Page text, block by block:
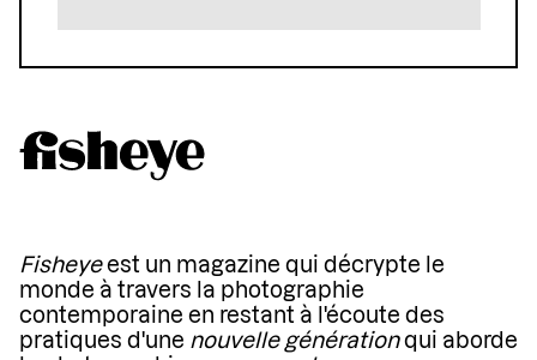
Fisheyeest un magazine qui décrypte le
monde à travers la photographie
contemporaine en restant à l'écoute des
pratiques d'une nouvelle générationqui aborde